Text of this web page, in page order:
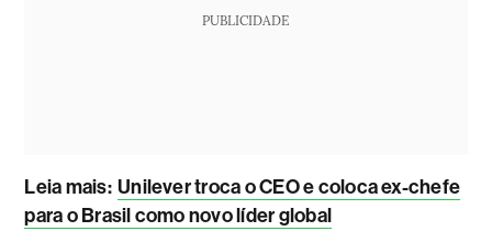
PUBLICIDADE
Leia mais: Unilever troca o CEO e coloca ex-chefe
para o Brasil como novo líder global